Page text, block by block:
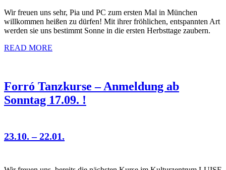
Wir freuen uns sehr, Pia und PC zum ersten Mal in München
willkommen heißen zu dürfen! Mit ihrer fröhlichen, entspannten Art
werden sie uns bestimmt Sonne in die ersten Herbsttage zaubern.
READ MORE
Forró Tanzkurse – Anmeldung ab
Sonntag 17.09. !
23.10. – 22.01.